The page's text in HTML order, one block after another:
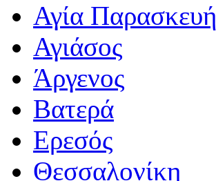
Αγία Παρασκευή
Αγιάσος
Άργενος
Βατερά
Ερεσός
Θεσσαλονίκη